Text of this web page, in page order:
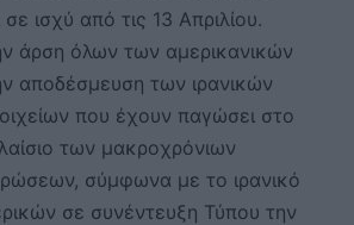
ισχύ από τις 13 Απριλίου.
άρση όλων των αμερικανικών
αποδέσμευση των ιρανικών
που έχουν παγώσει στο
των μακροχρόνιων
σύμφωνα με το ιρανικό
σε συνέντευξη Τύπου την